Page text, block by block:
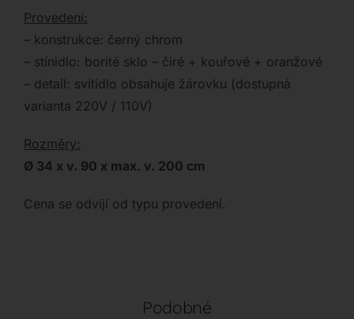
Provedení:
– konstrukce: černý chrom
– stínidlo: borité sklo – čiré + kouřové + oranžové
– detail: svítidlo obsahuje žárovku (dostupná
varianta 220V / 110V)
Rozměry:
Ø 34 x v. 90 x max. v. 200 cm
Cena se odvíjí od typu provedení.
Podobné